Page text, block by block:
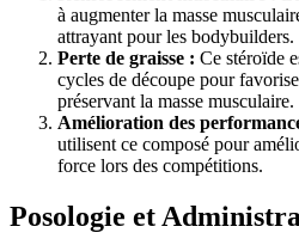
à augmenter la masse
attrayant pour les bodybuilders.
Perte de graisse : Ce stéroïde
cycles de découpe pour
préservant la masse musculaire.
Amélioration des
utilisent ce composé pour
force lors des compétitions.
Posologie et